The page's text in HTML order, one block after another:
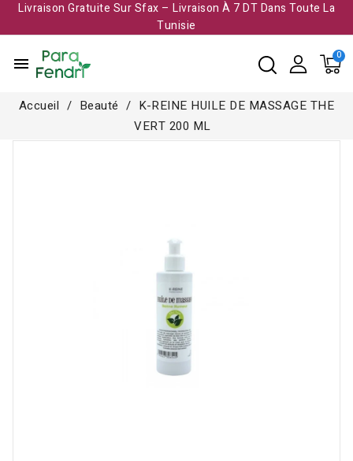
Livraison Gratuite Sur Sfax – Livraison À 7 DT Dans Toute La
Tunisie​
menu
Accueil Beauté
K-REINE HUILE DE MASSAGE THE
VERT 200 ML